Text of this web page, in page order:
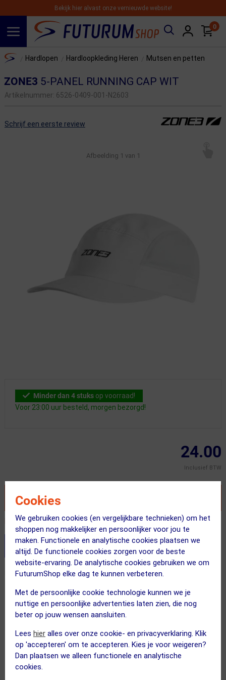
Cookies
We gebruiken cookies (en vergelijkbare technieken) om het
shoppen nog makkelijker en persoonlijker voor jou te
maken. Functionele en analytische cookies plaatsen we
altijd. De functionele cookies zorgen voor de beste
website-ervaring. De analytische cookies gebruiken we om
FuturumShop elke dag te kunnen verbeteren.
Met de persoonlijke cookie technologie kunnen we je
nuttige en persoonlijke advertenties laten zien, die nog
beter op jouw wensen aansluiten.
Lees hier alles over onze cookie- en privacyverklaring. Klik
op 'accepteren' om te accepteren. Kies je voor weigeren?
Dan plaatsen we alleen functionele en analytische
cookies.
Bekijk hier alvast onze vernieuwde website!
0
Home Hardlopen Hardloopkleding Heren Mutsen en petten
ZONE3 5-PANEL RUNNING CAP WIT
Artikelnummer: 6526-0409-001-N2603
Schrijf een eerste review
Afbeelding 1 van 1
Minder dan 4 stuks op voorraad!
Voor 23:00 uur besteld, morgen bezorgd!
24.00
Inclusief BTW
VOEG TOE AAN WINKELWAGEN
Recent besteld door 11 klanten! Bestel ook snel!
Stel je productvragen aan onze AI assistent
Dit product in andere versie
Gratis verzending vanaf €49
Voor 23:00 uur besteld, morgen in huis